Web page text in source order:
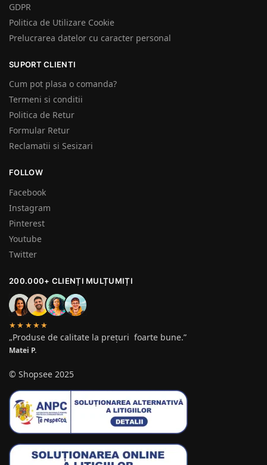
GDPR
Politica de Utilizare Cookie
Prelucrarea datelor cu caracter personal
SUPORT CLIENTI
Cum pot plasa o comanda?
Termeni si conditii
Politica de Retur
Formular Retur
Reclamatii si Sesizari
FOLLOW
Facebook
Instagram
Pinterest
Youtube
Twitter
200.000+ CLIENȚI MULȚUMIȚI
★★★★★
„Produse de calitate la prețuri foarte bune.”
Matei P.
© Shopsee 2025